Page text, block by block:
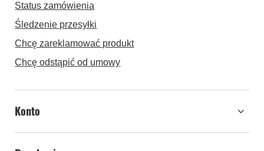
Status zamówienia
Śledzenie przesyłki
Chcę zareklamować produkt
Chcę odstąpić od umowy
Konto